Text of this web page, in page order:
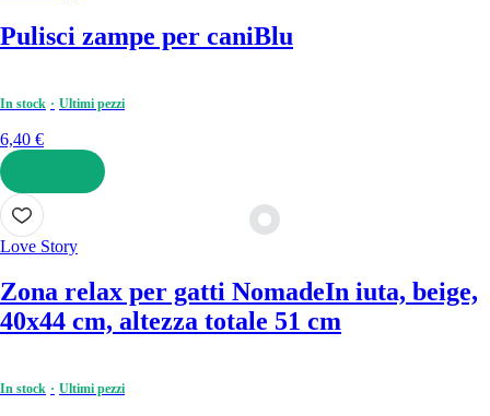
Pulisci zampe per caniBlu
In stock Ultimi pezzi
6,40 €
AGGIUNGI
Love Story
Zona relax per gatti NomadeIn iuta, beige,
40x44 cm, altezza totale 51 cm
In stock Ultimi pezzi